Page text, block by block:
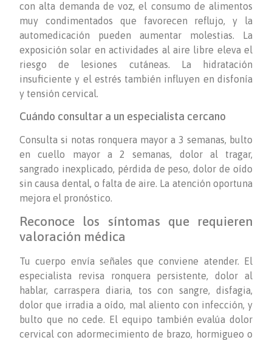
con alta demanda de voz, el consumo de alimentos
muy condimentados que favorecen reflujo, y la
automedicación pueden aumentar molestias. La
exposición solar en actividades al aire libre eleva el
riesgo de lesiones cutáneas. La hidratación
insuficiente y el estrés también influyen en disfonía
y tensión cervical.
Cuándo consultar a un especialista cercano
Consulta si notas ronquera mayor a 3 semanas, bulto
en cuello mayor a 2 semanas, dolor al tragar,
sangrado inexplicado, pérdida de peso, dolor de oído
sin causa dental, o falta de aire. La atención oportuna
mejora el pronóstico.
Reconoce los síntomas que requieren
valoración médica
Tu cuerpo envía señales que conviene atender. El
especialista revisa ronquera persistente, dolor al
hablar, carraspera diaria, tos con sangre, disfagia,
dolor que irradia a oído, mal aliento con infección, y
bulto que no cede. El equipo también evalúa dolor
cervical con adormecimiento de brazo, hormigueo o